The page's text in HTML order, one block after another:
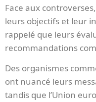
Face aux controverses,
leurs objectifs et leur
rappelé que leurs
recommandations
Des organismes
ont nuancé leurs
tandis que l’Union